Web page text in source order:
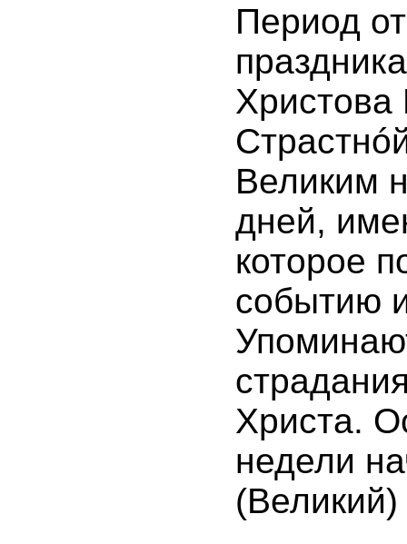
Период
Христова
Великим
дней,
которое
событию
Христа.
недели
(Великий)